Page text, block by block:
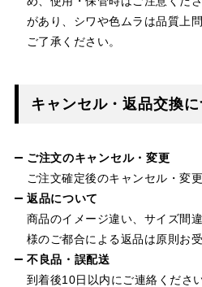
があり、シワや色ムラは品質上
ご了承ください。
キャンセル・返品交換
ご注文のキャンセル・変更
ご注文確定後のキャンセル・変
返品について
商品のイメージ違い、サイズ間
様のご都合による返品は原則お
不良品・誤配送
到着後10日以内にご連絡くださ